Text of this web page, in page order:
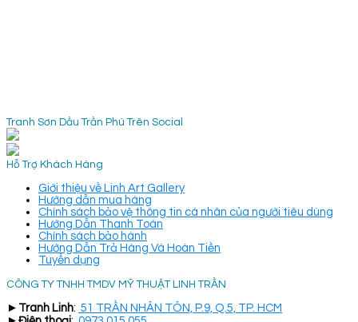
Tranh Sơn Dầu Trần Phú Trên Social
Hỗ Trợ Khách Hàng
Giới thiệu về Linh Art Gallery
Hướng dẫn mua hàng
Chính sách bảo vệ thông tin cá nhân của người tiêu dùng
Hướng Dẫn Thanh Toán
Chính sách bảo hành
Hướng Dẫn Trả Hàng Và Hoàn Tiền
Tuyển dụng
CÔNG TY TNHH TMDV MỸ THUẬT LINH TRẦN
► Tranh Linh: 51 TRẦN NHÂN TÔN, P.9, Q.5, TP. HCM